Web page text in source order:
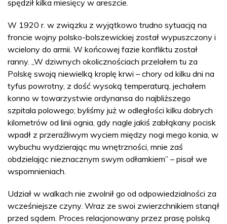
spędził kilka miesięcy w areszcie.
W 1920 r. w związku z wyjątkowo trudno sytuacją na
froncie wojny polsko-bolszewickiej został wypuszczony i
wcielony do armii. W końcowej fazie konfliktu został
ranny. „W dziwnych okolicznościach przelałem tu za
Polskę swoją niewielką kroplę krwi – chory od kilku dni na
tyfus powrotny, z dość wysoką temperaturą, jechałem
konno w towarzystwie ordynansa do najbliższego
szpitala polowego; byliśmy już w odległości kilku dobrych
kilometrów od linii ognia, gdy nagle jakiś zabłąkany pocisk
wpadł z przeraźliwym wyciem między nogi mego konia, w
wybuchu wydzierając mu wnętrzności, mnie zaś
obdzielając nieznacznym swym odłamkiem” – pisał we
wspomnieniach.
Udział w walkach nie zwolnił go od odpowiedzialności za
wcześniejsze czyny. Wraz ze swoi zwierzchnikiem stanął
przed sądem. Proces relacjonowany przez prasę polską